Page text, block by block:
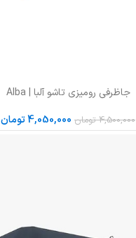
جا‌ظرفی رومیزی تاشو آلبا | Alba
4,500,000 تومان 4,050,000تومان